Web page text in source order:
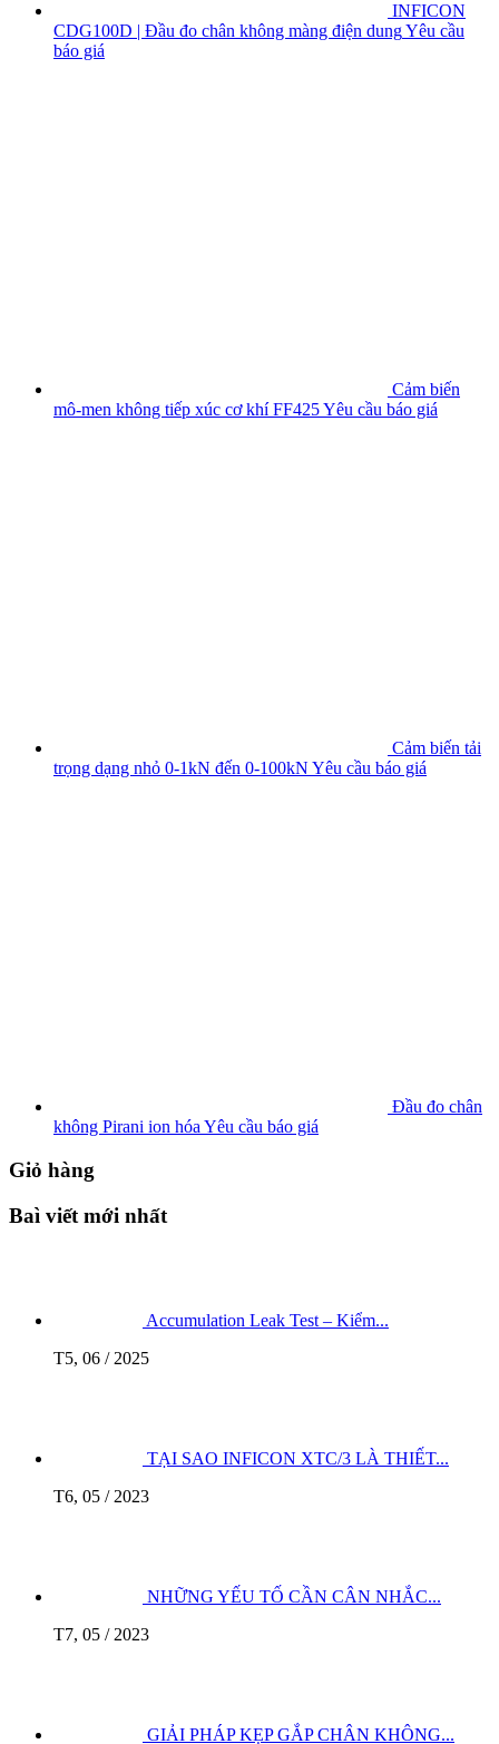
INFICON
CDG100D | Đầu đo chân không màng điện dungYêu cầu
báo giá
Cảm biến
mô-men không tiếp xúc cơ khí FF425Yêu cầu báo giá
Cảm biến tải
trọng dạng nhỏ 0-1kN đến 0-100kN Yêu cầu báo giá
Đầu đo chân
không Pirani ion hóa Yêu cầu báo giá
Giỏ hàng
Baì viết mới nhất
Accumulation Leak Test – Kiểm...
T5, 06 / 2025
TẠI SAO INFICON XTC/3 LÀ THIẾT...
T6, 05 / 2023
NHỮNG YẾU TỐ CẦN CÂN NHẮC...
T7, 05 / 2023
GIẢI PHÁP KẸP GẮP CHÂN KHÔNG...